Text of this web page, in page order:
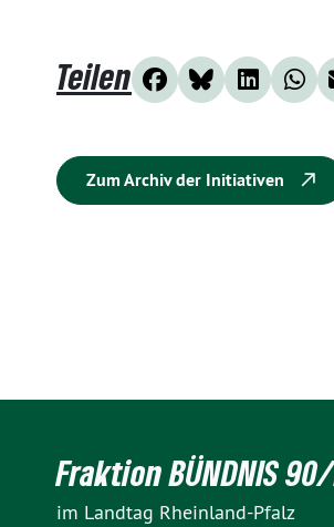
Teilen
Zum Archiv der Initiativen
Fraktion BÜNDNIS 90/
im Landtag Rheinland-Pfalz